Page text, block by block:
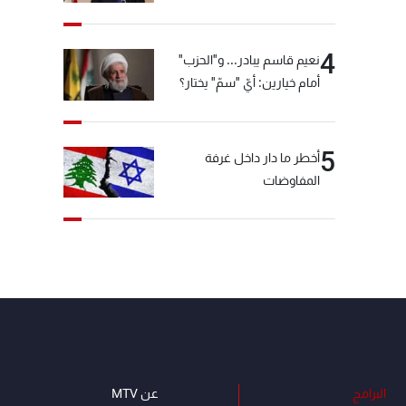
4نعيم قاسم يبادر... و"الحزب"
أمام خيارين: أيّ "سمّ" يختار؟
5أخطر ما دار داخل غرفة
المفاوضات
البرامج عن MTV